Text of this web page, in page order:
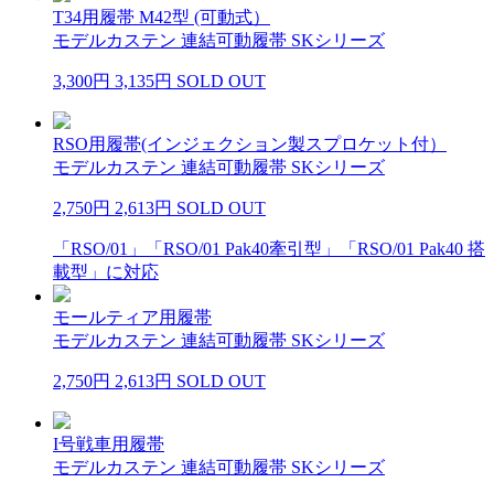
T34用履帯 M42型 (可動式）
モデルカステン 連結可動履帯 SKシリーズ
3,300円 3,135円 SOLD OUT
RSO用履帯(インジェクション製スプロケット付）
モデルカステン 連結可動履帯 SKシリーズ
2,750円 2,613円 SOLD OUT
「RSO/01」「RSO/01 Pak40牽引型」「RSO/01 Pak40 搭
載型」に対応
モールティア用履帯
モデルカステン 連結可動履帯 SKシリーズ
2,750円 2,613円 SOLD OUT
I号戦車用履帯
モデルカステン 連結可動履帯 SKシリーズ